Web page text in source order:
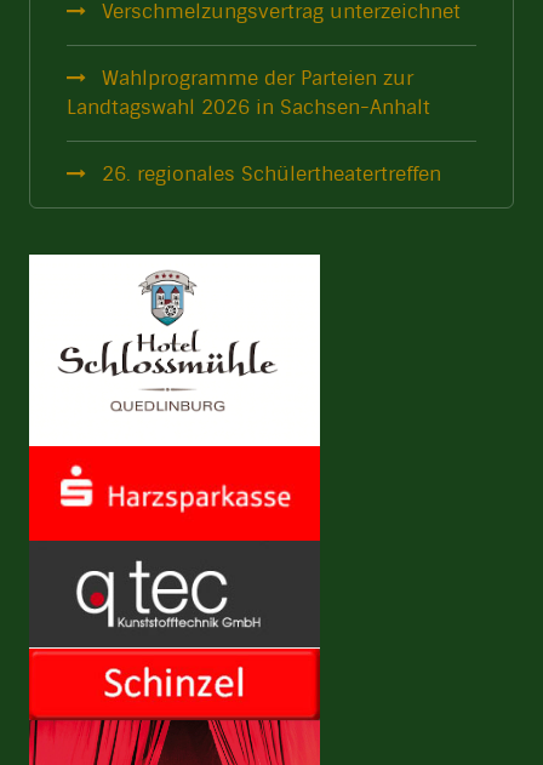
Verschmelzungsvertrag unterzeichnet
Wahlprogramme der Parteien zur
Landtagswahl 2026 in Sachsen-Anhalt
26. regionales Schülertheatertreffen